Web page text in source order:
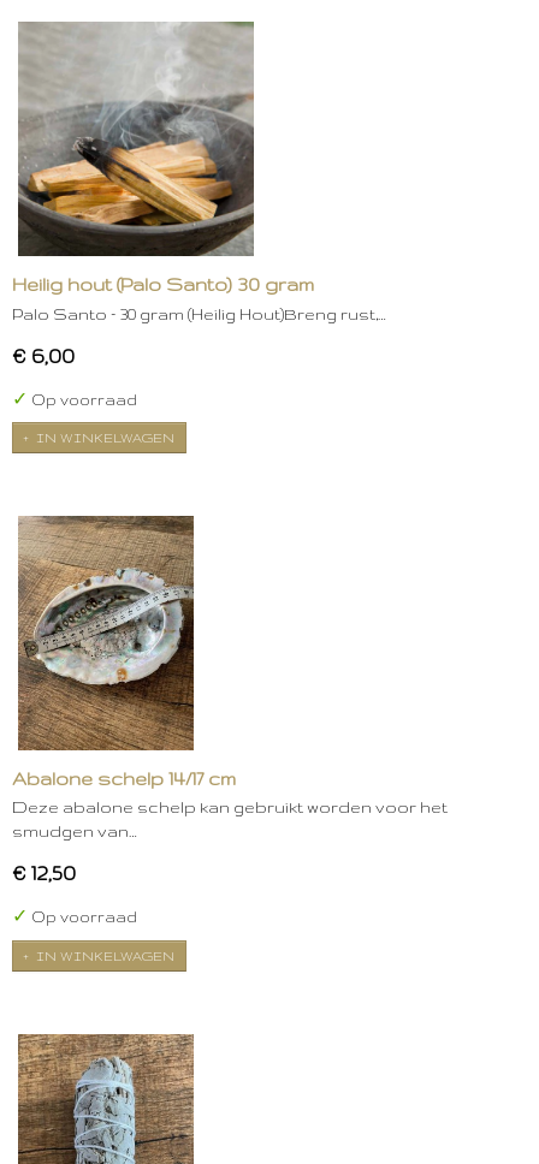
Heilig hout (Palo Santo) 30 gram
Palo Santo – 30 gram (Heilig Hout)Breng rust,…
€ 6,00
✓ Op voorraad
IN WINKELWAGEN
Abalone schelp 14/17 cm
Deze abalone schelp kan gebruikt worden voor het
smudgen van…
€ 12,50
✓ Op voorraad
IN WINKELWAGEN